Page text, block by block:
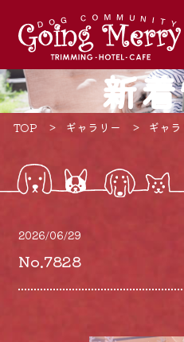
新
TOP ギャラリー ギャ
2026/06/29
No.7828